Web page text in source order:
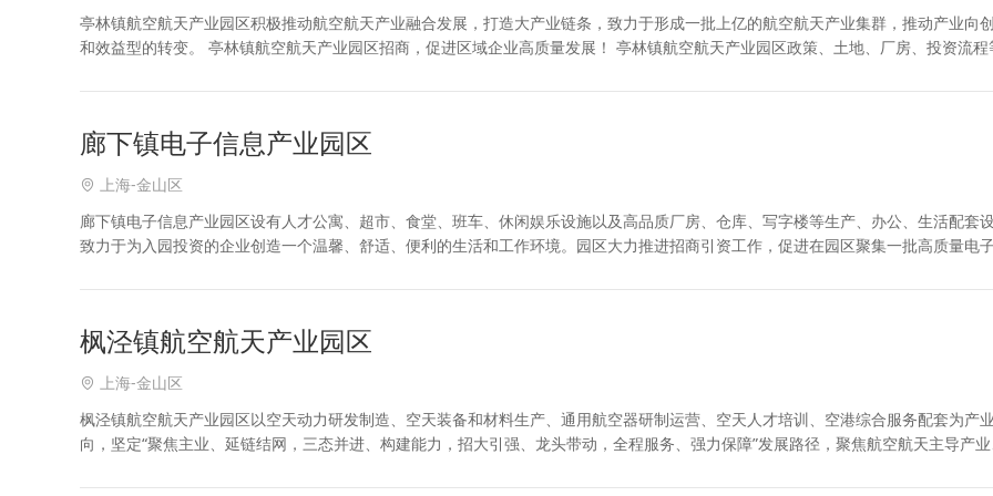
亭林镇航空航天产业园区积极推动航空航天产业融合发展，打造大产业链条，致力于形成一批上亿的航空航天产业集群，推动产业向
和效益型的转变。 亭林镇航空航天产业园区招商，促进区域企业高质量发展！ 亭林镇航空航天产业园区政策、土地、厂房、投资流程
廊下镇电子信息产业园区
上海-金山区
廊下镇电子信息产业园区设有人才公寓、超市、食堂、班车、休闲娱乐设施以及高品质厂房、仓库、写字楼等生产、办公、生活配套设
致力于为入园投资的企业创造一个温馨、舒适、便利的生活和工作环境。园区大力推进招商引资工作，促进在园区聚集一批高质量电
枫泾镇航空航天产业园区
上海-金山区
枫泾镇航空航天产业园区以空天动力研发制造、空天装备和材料生产、通用航空器研制运营、空天人才培训、空港综合服务配套为产
向，坚定“聚焦主业、延链结网，三态并进、构建能力，招大引强、龙头带动，全程服务、强力保障”发展路径，聚焦航空航天主导产业